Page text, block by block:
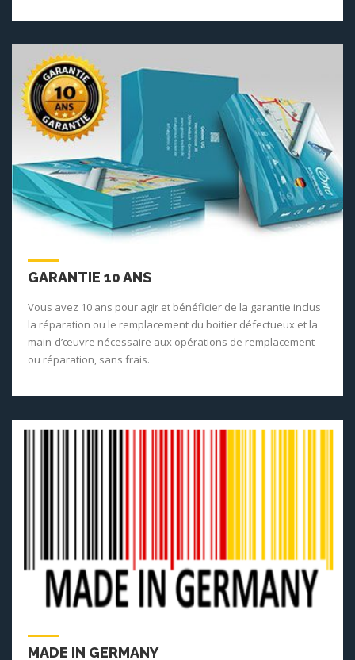
GARANTIE 10 ANS
Vous avez 10 ans pour agir et bénéficier de la garantie inclus
la réparation ou le remplacement du boitier défectueux et la
main-d’œuvre nécessaire aux opérations de remplacement
ou réparation, sans frais.
MADE IN GERMANY